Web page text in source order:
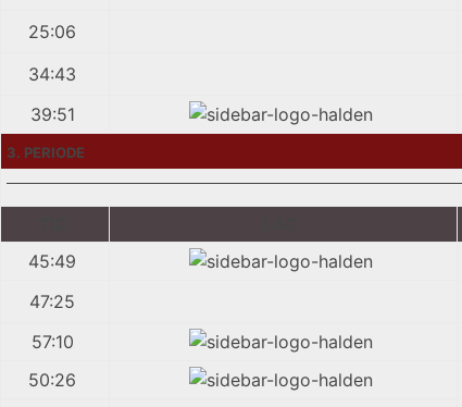
25:06
34:43
39:51
3. PERIODE
45:49
47:25
57:10
50:26